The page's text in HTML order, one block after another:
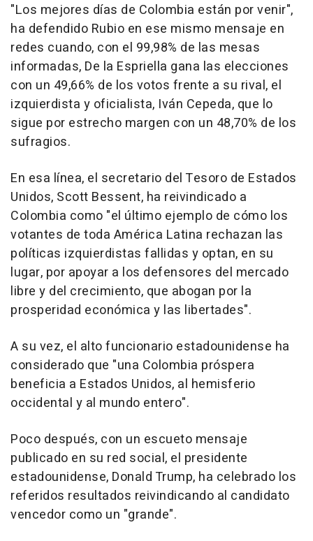
"Los mejores días de Colombia están por venir",
ha defendido Rubio en ese mismo mensaje en
redes cuando, con el 99,98% de las mesas
informadas, De la Espriella gana las elecciones
con un 49,66% de los votos frente a su rival, el
izquierdista y oficialista, Iván Cepeda, que lo
sigue por estrecho margen con un 48,70% de los
sufragios.
En esa línea, el secretario del Tesoro de Estados
Unidos, Scott Bessent, ha reivindicado a
Colombia como "el último ejemplo de cómo los
votantes de toda América Latina rechazan las
políticas izquierdistas fallidas y optan, en su
lugar, por apoyar a los defensores del mercado
libre y del crecimiento, que abogan por la
prosperidad económica y las libertades".
A su vez, el alto funcionario estadounidense ha
considerado que "una Colombia próspera
beneficia a Estados Unidos, al hemisferio
occidental y al mundo entero".
Poco después, con un escueto mensaje
publicado en su red social, el presidente
estadounidense, Donald Trump, ha celebrado los
referidos resultados reivindicando al candidato
vencedor como un "grande".